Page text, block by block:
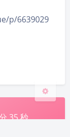
Serif Serif
p/6639029
35秒